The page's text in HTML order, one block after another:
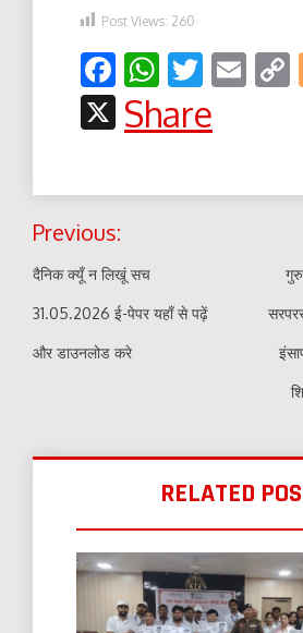
Post Views: 260
Facebook
X
Share
Post
navigation
Previous:
दैनिक क्यूँ न लिखूं सच
31.05.2026 ई-पेपर यहाँ से पढ़ें
और डाउनलोड करे
RELATED